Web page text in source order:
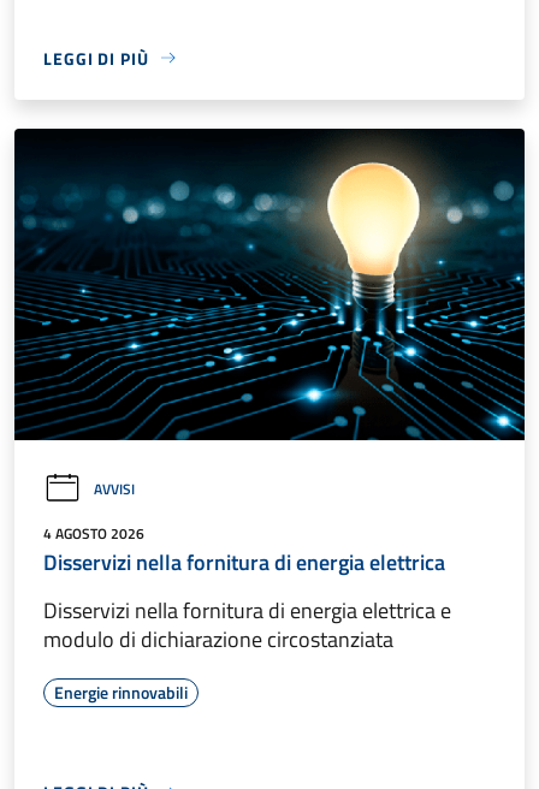
LEGGI DI PIÙ
AVVISI
4 AGOSTO 2026
Disservizi nella fornitura di energia elettrica
Disservizi nella fornitura di energia elettrica e
modulo di dichiarazione circostanziata
Energie rinnovabili